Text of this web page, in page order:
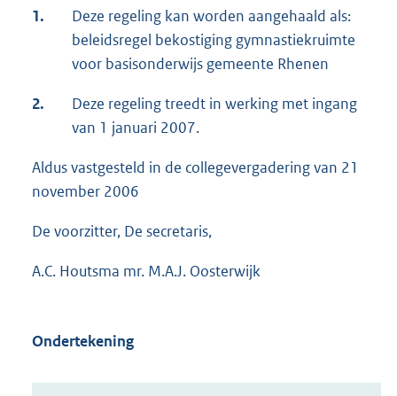
1.
Deze regeling kan worden aangehaald als:
beleidsregel bekostiging gymnastiekruimte
voor basisonderwijs gemeente Rhenen
2.
Deze regeling treedt in werking met ingang
van 1 januari 2007.
Aldus vastgesteld in de collegevergadering van 21
november 2006
De voorzitter, De secretaris,
A.C. Houtsma mr. M.A.J. Oosterwijk
Ondertekening